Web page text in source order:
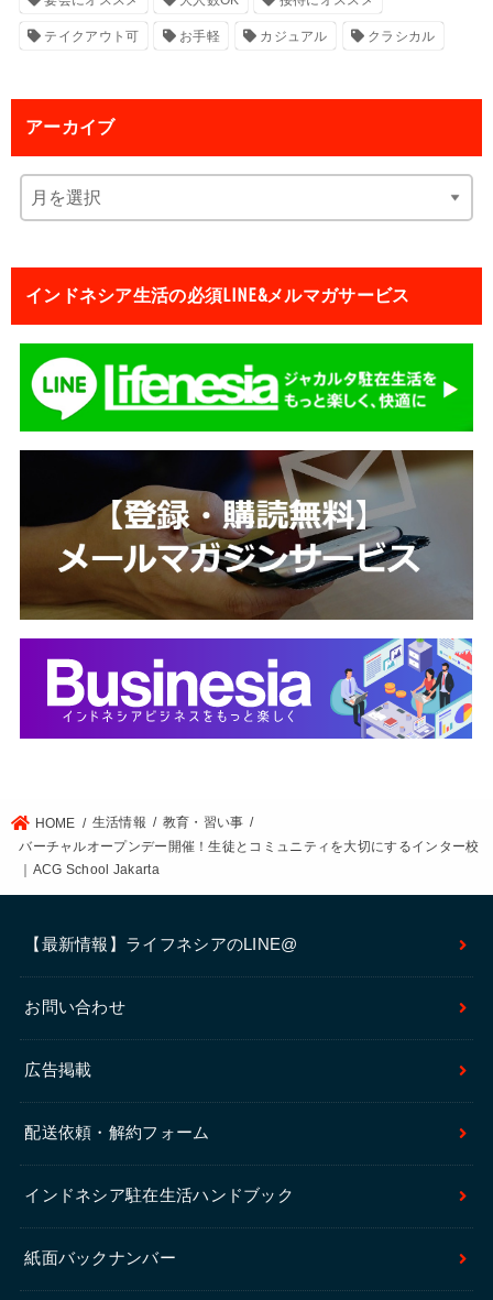
テイクアウト可 お手軽 カジュアル クラシカル
アーカイブ
インドネシア生活の必須LINE&メルマガサービス
HOME 生活情報
教育・習い事
バーチャルオープンデー開催！生徒とコミュニティを大切にするインター校
｜ACG School Jakarta
【最新情報】ライフネシアのLINE@
お問い合わせ
広告掲載
配送依頼・解約フォーム
インドネシア駐在生活ハンドブック
紙面バックナンバー